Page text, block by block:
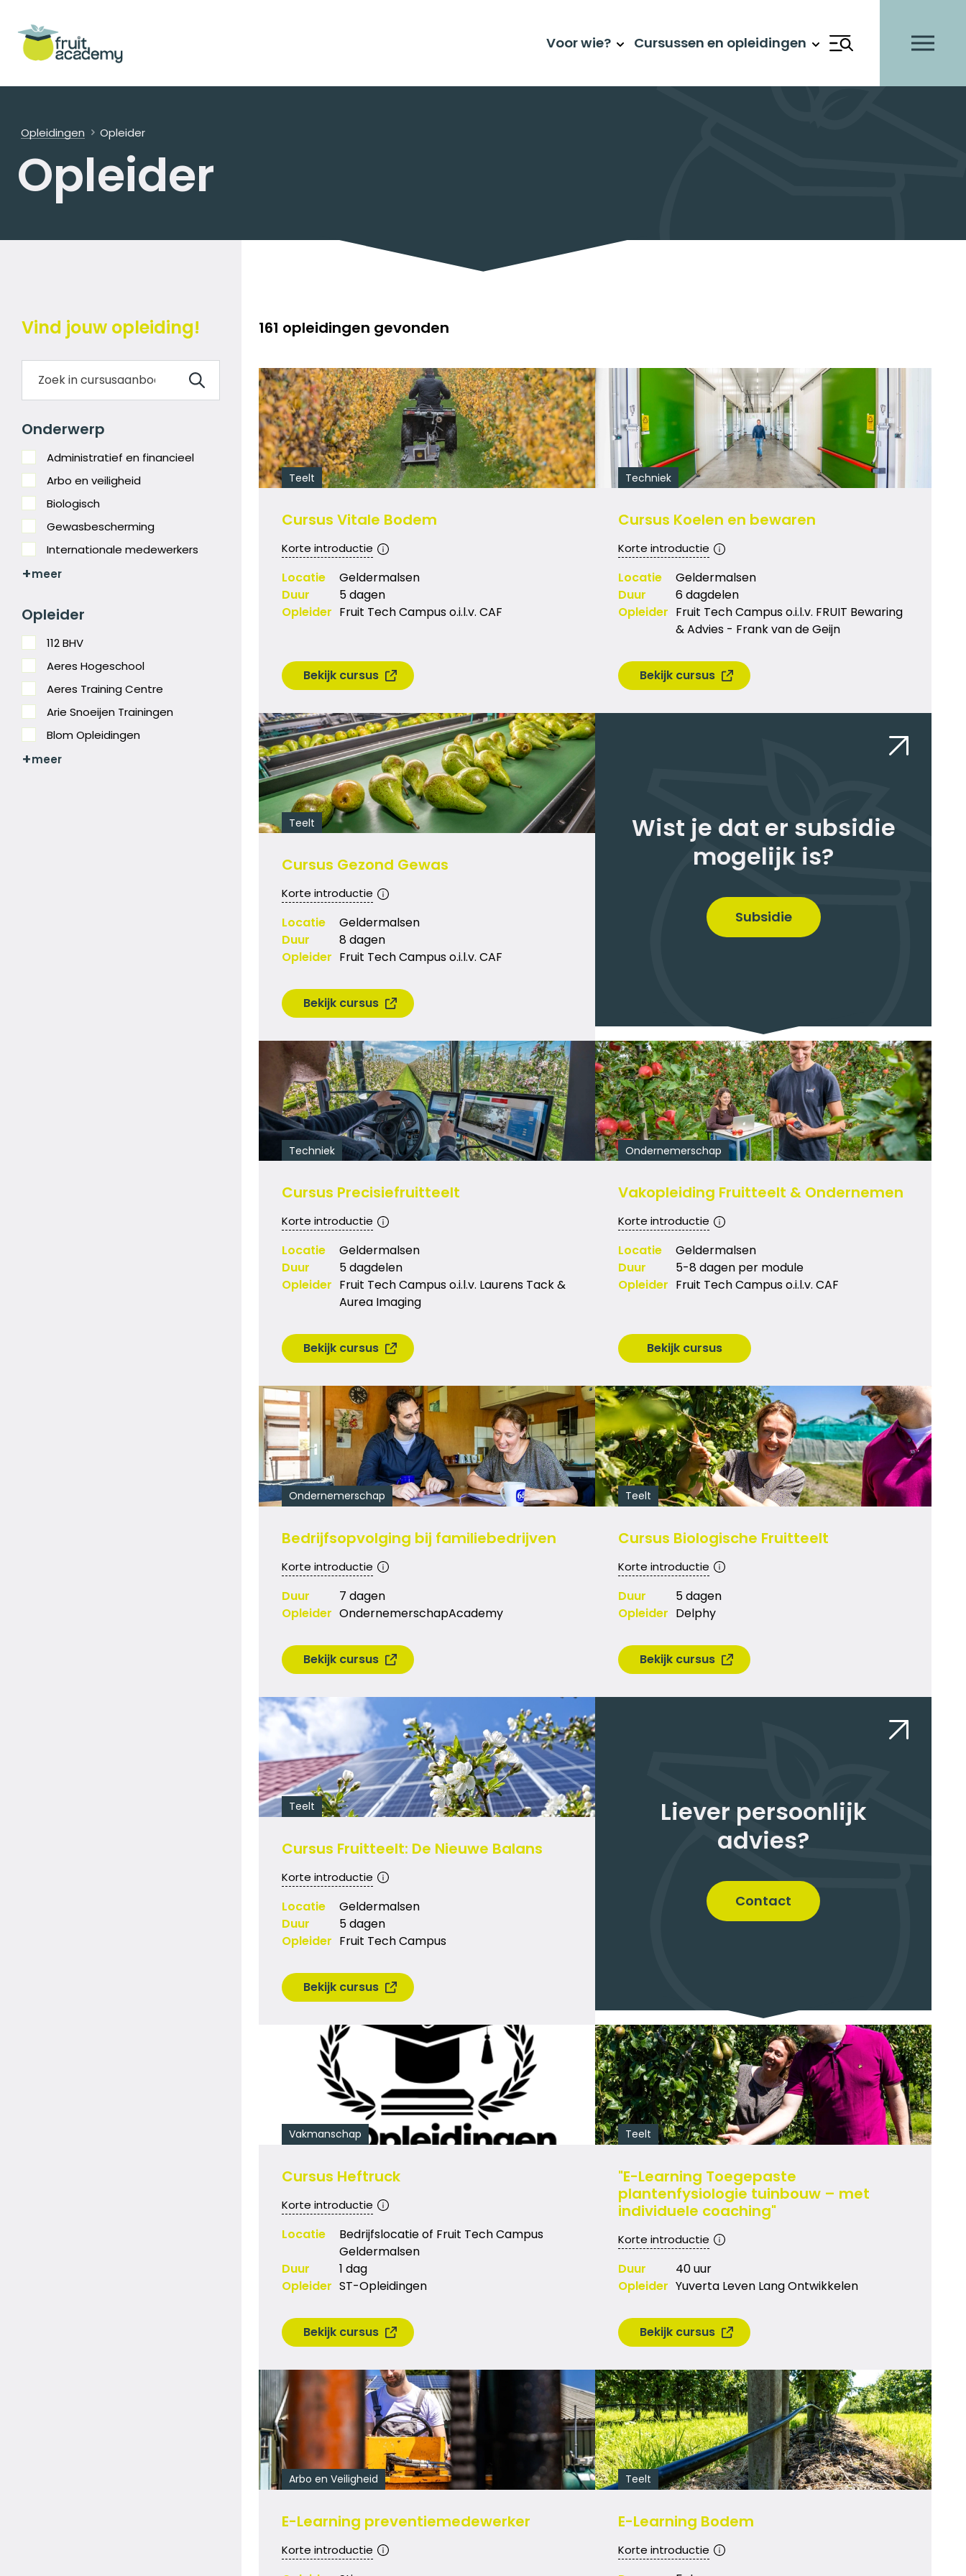
Voor wie?
Bekijk meer
Cursussen en opleidingen
Opleidingen Opleider
Opleider
Vind jouw opleiding!
Onderwerp
Administratief en financieel
Arbo en veiligheid
Biologisch
Gewasbescherming
Internationale medewerkers
Opleider
112 BHV
Aeres Hogeschool
Aeres Training Centre
Arie Snoeijen Trainingen
Blom Opleidingen
161 opleidingen gevonden
Teelt
Cursus Vitale Bodem
Korte introductie
Locatie
Geldermalsen
Duur
5 dagen
Opleider Fruit Tech Campus o.i.l.v. CAF
Bekijk cursus
Techniek
Cursus Koelen en bewaren
Korte introductie
Locatie
Geldermalsen
Duur
6 dagdelen
Opleider Fruit Tech Campus o.i.l.v. FRUIT Bewaring
& Advies - Frank van de Geijn
Bekijk cursus
Teelt
Cursus Gezond Gewas
Korte introductie
Locatie
Geldermalsen
Duur
8 dagen
Opleider Fruit Tech Campus o.i.l.v. CAF
Bekijk cursus
Wist je dat er subsidie
mogelijk is?
Subsidie
Techniek
Cursus Precisiefruitteelt
Korte introductie
Locatie
Geldermalsen
Duur
5 dagdelen
Opleider Fruit Tech Campus o.i.l.v. Laurens Tack &
Aurea Imaging
Bekijk cursus
Ondernemerschap
Vakopleiding Fruitteelt & Ondernemen
Korte introductie
Locatie
Geldermalsen
Duur
5-8 dagen per module
Opleider Fruit Tech Campus o.i.l.v. CAF
Bekijk cursus
Ondernemerschap
Bedrijfsopvolging bij familiebedrijven
Korte introductie
Duur
7 dagen
Opleider OndernemerschapAcademy
Bekijk cursus
Teelt
Cursus Biologische Fruitteelt
Korte introductie
Duur
5 dagen
Opleider Delphy
Bekijk cursus
Teelt
Cursus Fruitteelt: De Nieuwe Balans
Korte introductie
Locatie
Geldermalsen
Duur
5 dagen
Opleider Fruit Tech Campus
Bekijk cursus
Liever persoonlijk
advies?
Contact
Vakmanschap
Cursus Heftruck
Korte introductie
Locatie
Bedrijfslocatie of Fruit Tech Campus
Geldermalsen
Duur
1 dag
Opleider ST-Opleidingen
Bekijk cursus
Teelt
"E-Learning Toegepaste
plantenfysiologie tuinbouw – met
individuele coaching"
Korte introductie
Duur
40 uur
Opleider Yuverta Leven Lang Ontwikkelen
Bekijk cursus
Arbo en Veiligheid
E-Learning preventiemedewerker
Korte introductie
Teelt
E-Learning Bodem
Korte introductie